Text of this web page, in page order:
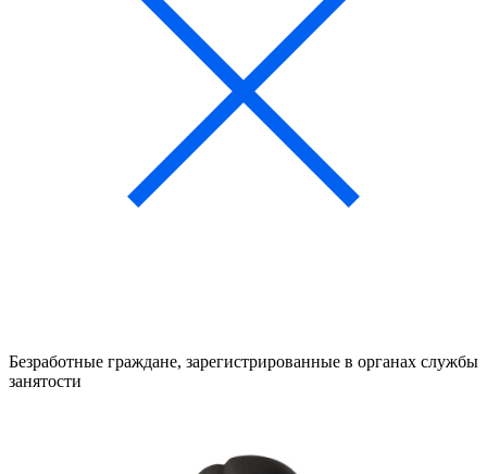
Безработные граждане, зарегистрированные в органах службы
занятости